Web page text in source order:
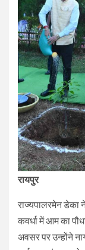
रायपुर
राज्यपालरमेन डेका
कवर्धा में आम का
अवसर पर उन्होंने